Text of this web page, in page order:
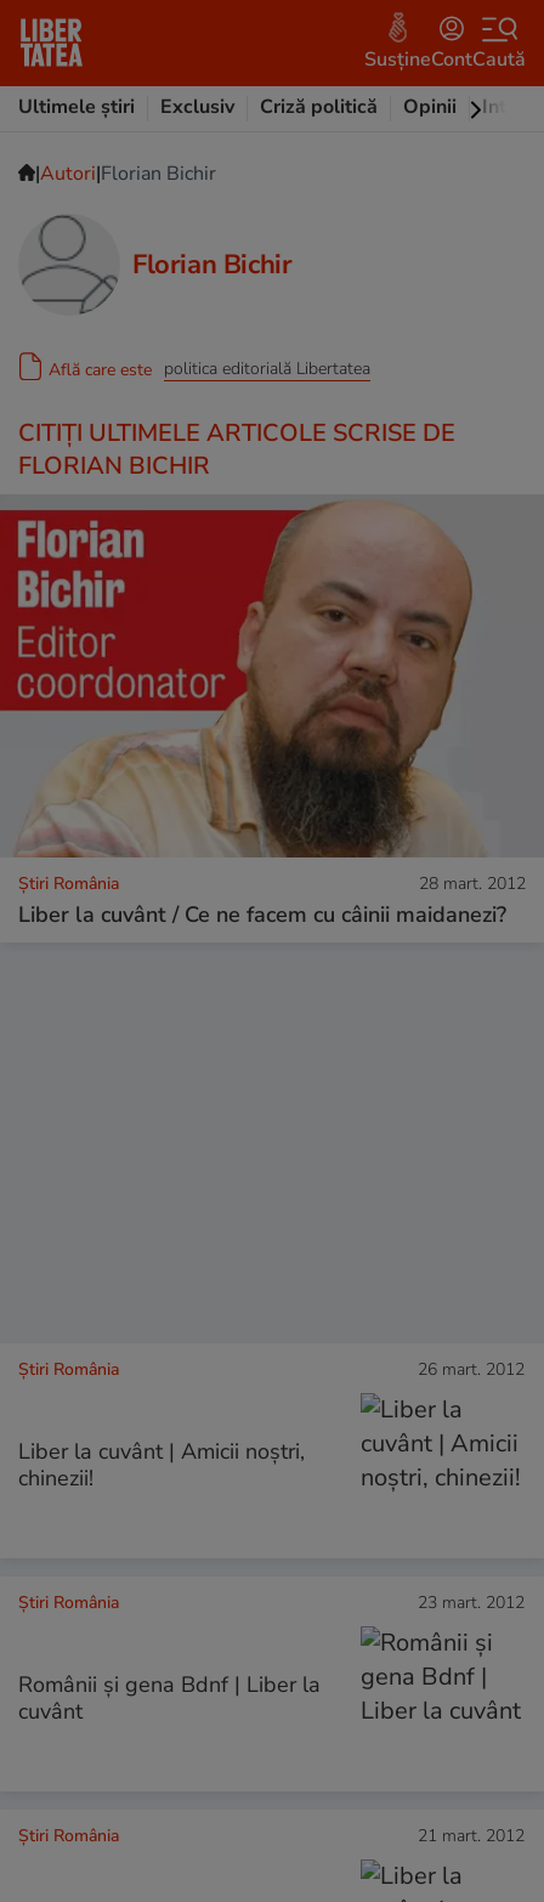
SusțineContCaută
Ultimele știri
Exclusiv Criză politică Opinii
|Autori|Florian Bichir
Florian Bichir
Află care este politica editorială Libertatea
CITIȚI ULTIMELE ARTICOLE SCRISE DE
FLORIAN BICHIR
Știri România 28 mart. 2012
Liber la cuvânt / Ce ne facem cu câinii maidanezi?
Știri România 26 mart. 2012
Liber la cuvânt | Amicii noştri,
chinezii!
Știri România 23 mart. 2012
Românii şi gena Bdnf | Liber la
cuvânt
Știri România 21 mart. 2012